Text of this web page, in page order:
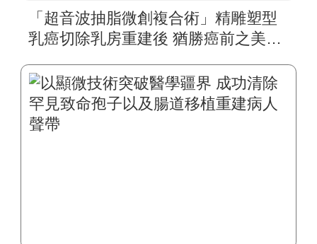
「超音波抽脂微創複合術」精雕塑型
乳癌切除乳房重建後 猶勝癌前之美的